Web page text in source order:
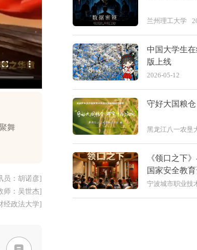
舞
员：胡诺彦]
师：吴世杰]
经政法大学]
兰州理工大学
中国大学生
版上线
2026-05-12
守好大国粮
黑龙江八一农垦
《领口之下
国家安全教
宁波城市职业技